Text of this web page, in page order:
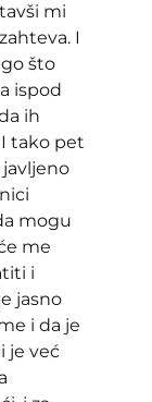
mi
I
što
ispod
ih
tako pet
javljeno
mogu
me
i
jasno
i da je
je već